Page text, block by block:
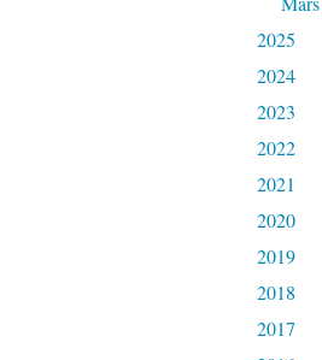
2025
2024
2023
2022
2021
2020
2019
2018
2017